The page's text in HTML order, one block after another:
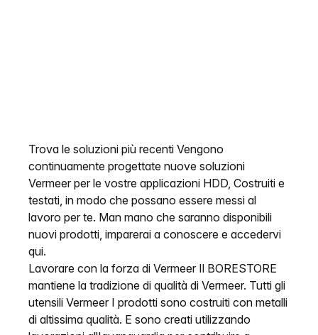
Trova le soluzioni più recenti Vengono
continuamente progettate nuove soluzioni
Vermeer per le vostre applicazioni HDD, Costruiti e
testati, in modo che possano essere messi al
lavoro per te. Man mano che saranno disponibili
nuovi prodotti, imparerai a conoscere e accedervi
qui.
Lavorare con la forza di Vermeer Il BORESTORE
mantiene la tradizione di qualità di Vermeer. Tutti gli
utensili Vermeer I prodotti sono costruiti con metalli
di altissima qualità. E sono creati utilizzando